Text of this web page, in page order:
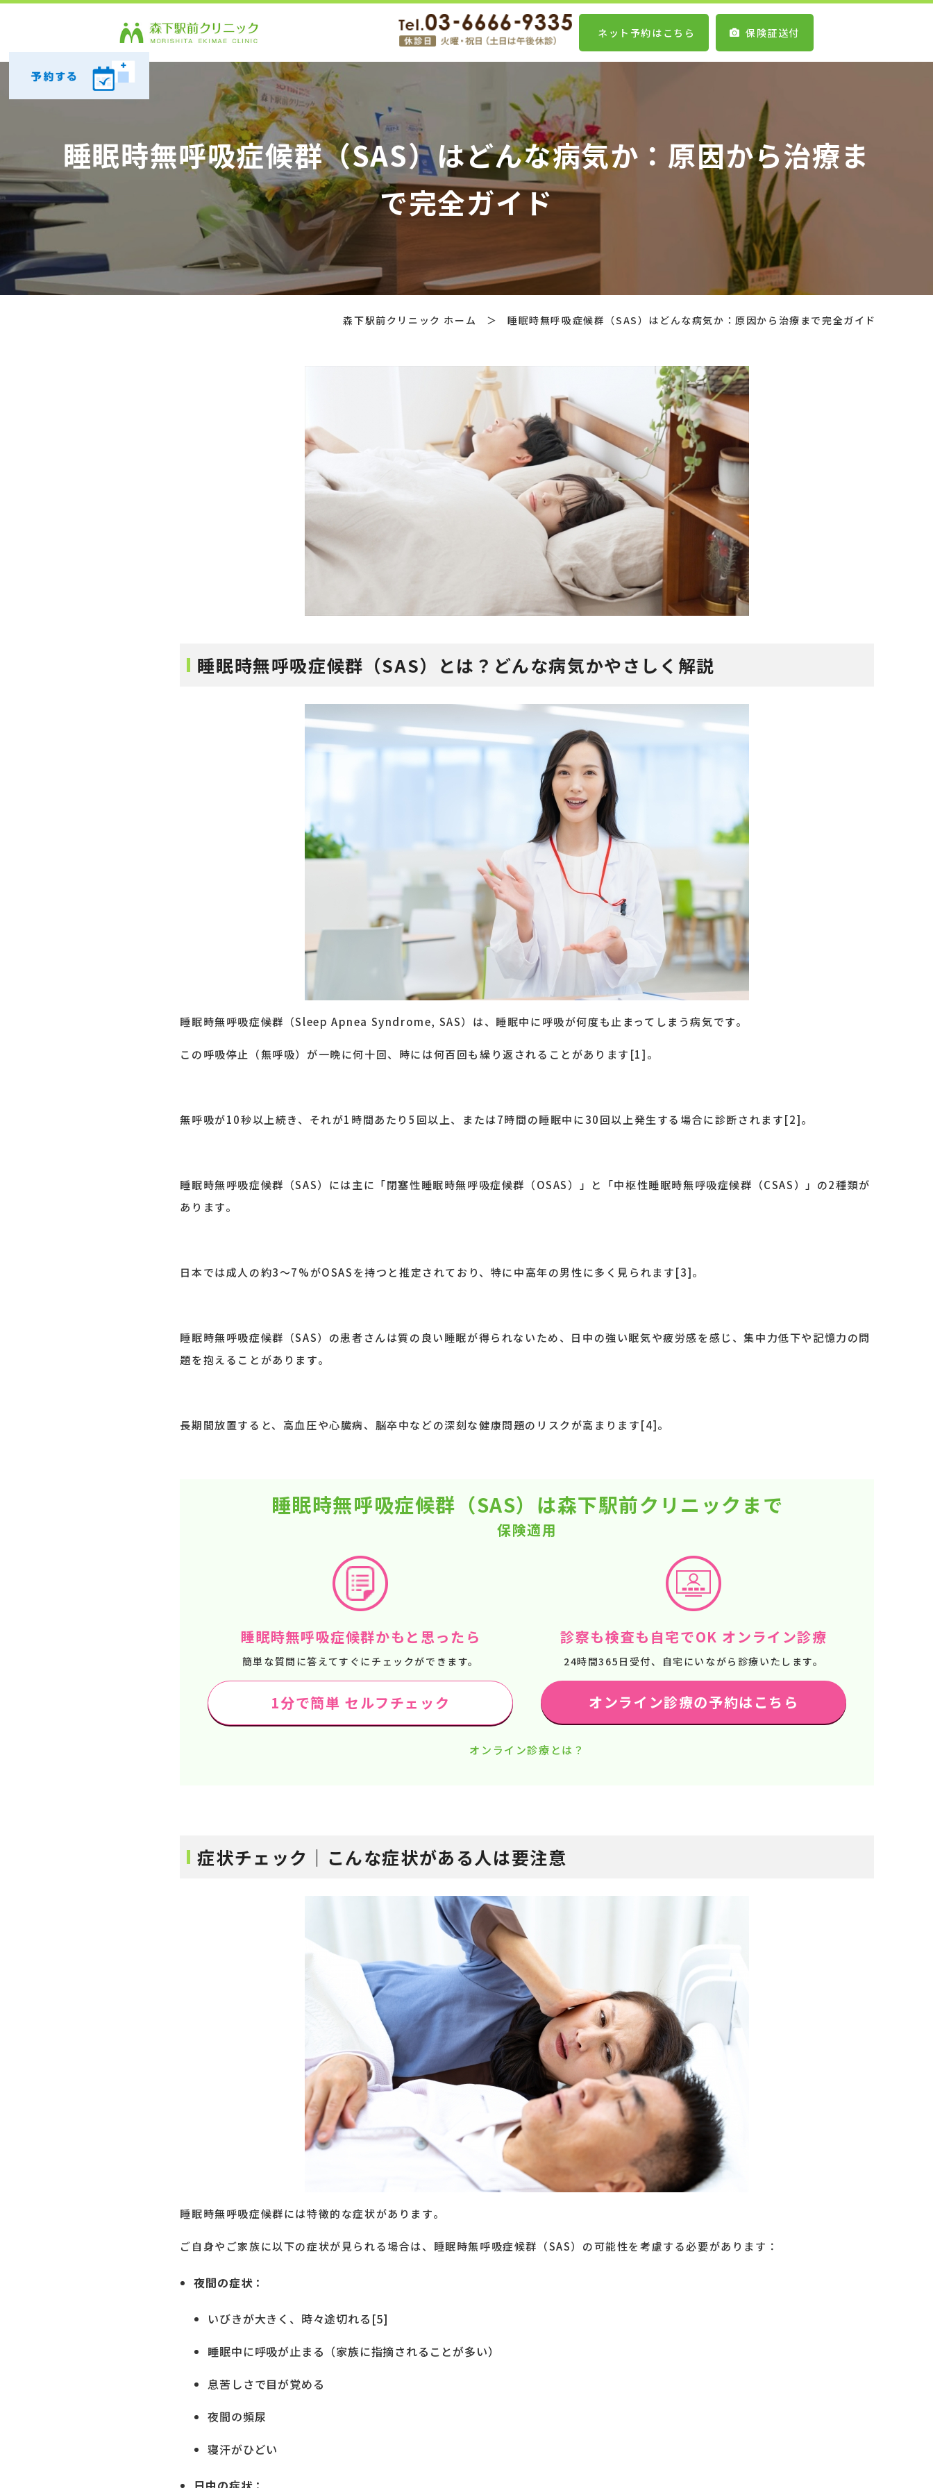
ネット予約はこちら 保険証送付
睡眠時無呼吸症候群（SAS）はどんな病気か：原因から治療ま
で完全ガイド
森下駅前クリニック ホーム ＞ 睡眠時無呼吸症候群（SAS）はどんな病気か：原因から治療まで完全ガイド
睡眠時無呼吸症候群（SAS）とは？どんな病気かやさしく解説
睡眠時無呼吸症候群（Sleep Apnea Syndrome, SAS）は、睡眠中に呼吸が何度も止まってしまう病気です。
この呼吸停止（無呼吸）が一晩に何十回、時には何百回も繰り返されることがあります[1]。
無呼吸が10秒以上続き、それが1時間あたり5回以上、または7時間の睡眠中に30回以上発生する場合に診断されます[2]。
睡眠時無呼吸症候群（SAS）には主に「閉塞性睡眠時無呼吸症候群（OSAS）」と「中枢性睡眠時無呼吸症候群（CSAS）」の2種類が
あります。
日本では成人の約3〜7%がOSASを持つと推定されており、特に中高年の男性に多く見られます[3]。
睡眠時無呼吸症候群（SAS）の患者さんは質の良い睡眠が得られないため、日中の強い眠気や疲労感を感じ、集中力低下や記憶力の問
題を抱えることがあります。
長期間放置すると、高血圧や心臓病、脳卒中などの深刻な健康問題のリスクが高まります[4]。
睡眠時無呼吸症候群（SAS）は森下駅前クリニックまで
保険適用
睡眠時無呼吸症候群かもと思ったら
簡単な質問に答えてすぐにチェックができます。
1分で簡単 セルフチェック
診察も検査も自宅でOK オンライン診療
24時間365日受付、自宅にいながら診療いたします。
オンライン診療の予約はこちら
オンライン診療とは？
症状チェック｜こんな症状がある人は要注意
睡眠時無呼吸症候群には特徴的な症状があります。
ご自身やご家族に以下の症状が見られる場合は、睡眠時無呼吸症候群（SAS）の可能性を考慮する必要があります：
夜間の症状：
いびきが大きく、時々途切れる[5]
睡眠中に呼吸が止まる（家族に指摘されることが多い）
息苦しさで目が覚める
夜間の頻尿
寝汗がひどい